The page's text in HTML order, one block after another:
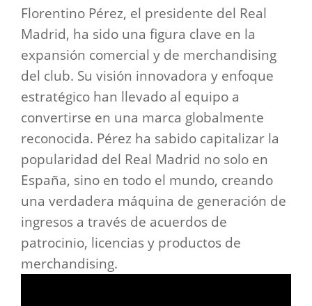
Florentino Pérez, el presidente del Real
Madrid, ha sido una figura clave en la
expansión comercial y de merchandising
del club. Su visión innovadora y enfoque
estratégico han llevado al equipo a
convertirse en una marca globalmente
reconocida. Pérez ha sabido capitalizar la
popularidad del Real Madrid no solo en
España, sino en todo el mundo, creando
una verdadera máquina de generación de
ingresos a través de acuerdos de
patrocinio, licencias y productos de
merchandising.